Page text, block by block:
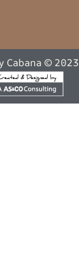
Cabana © 2023